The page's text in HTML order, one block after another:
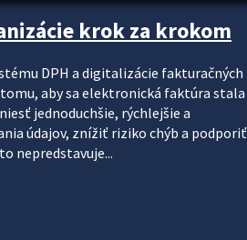
krok za krokom
DPH a digitalizácie fakturačných
aby sa elektronická faktúra stala
jednoduchšie, rýchlejšie a
údajov, znížiť riziko chýb a podporiť
nepredstavuje...